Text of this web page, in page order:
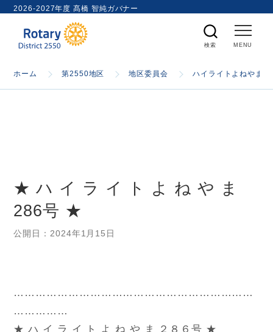
2026-2027年度 髙橋 智純ガバナー
内
ホーム 第2550地区 地区委員会 ハイライトよねやま
★ ハ イ ラ イ ト よ ね や ま
286号 ★
公開日：2024年1月15日
…………………………………………………………
……………
★ ハ イ ラ イ ト よ ね や ま ２８６号 ★
ガバナー